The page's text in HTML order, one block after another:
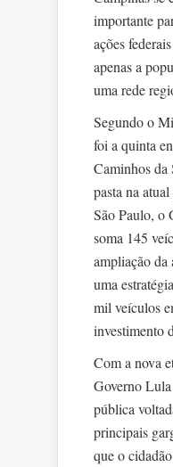
importante
ações
apenas a
uma rede
Segundo o
foi a quinta
Caminhos da
pasta na
São Paulo, o
soma 145
ampliação da
uma
mil veículos
investimento
Com a nova
Governo
pública
principais
que o